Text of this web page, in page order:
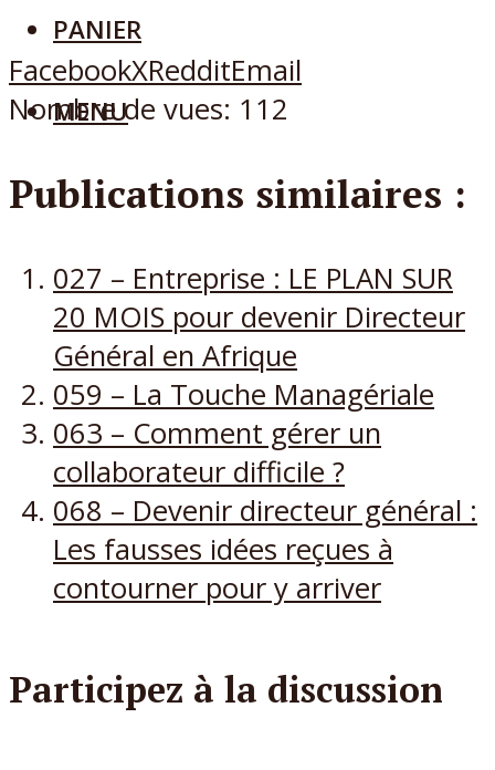
PANIER
MENU
FacebookXRedditEmail
Nombre de vues: 112
Publications similaires :
027 – Entreprise : LE PLAN SUR
20 MOIS pour devenir Directeur
Général en Afrique
059 – La Touche Managériale
063 – Comment gérer un
collaborateur difficile ?
068 – Devenir directeur général :
Les fausses idées reçues à
contourner pour y arriver
Participez à la discussion